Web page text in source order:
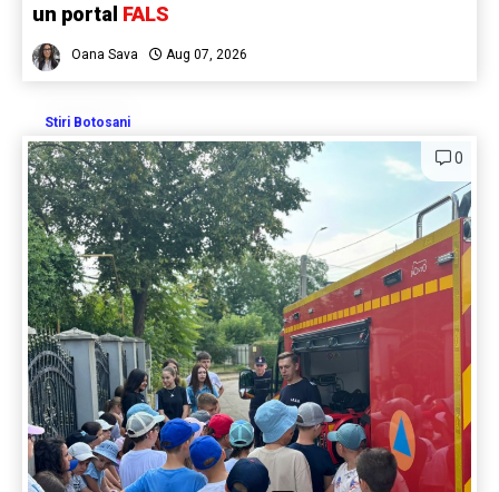
un portal FALS
Oana Sava Aug 07, 2026
Stiri Botosani
0